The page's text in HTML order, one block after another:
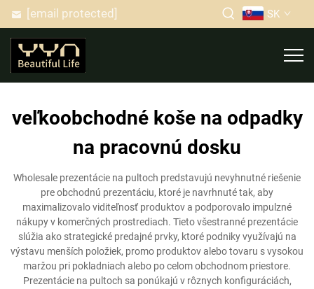
[email protected] SK
veľkoobchodné koše na odpadky
na pracovnú dosku
Wholesale prezentácie na pultoch predstavujú nevyhnutné riešenie
pre obchodnú prezentáciu, ktoré je navrhnuté tak, aby
maximalizovalo viditeľnosť produktov a podporovalo impulzné
nákupy v komerčných prostrediach. Tieto všestranné prezentácie
slúžia ako strategické predajné prvky, ktoré podniky využívajú na
výstavu menších položiek, promo produktov alebo tovaru s vysokou
maržou pri pokladniach alebo po celom obchodnom priestore.
Prezentácie na pultoch sa ponúkajú v rôznych konfiguráciách,